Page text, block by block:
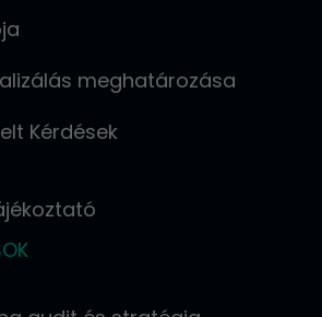
meghatározása
Kérdések